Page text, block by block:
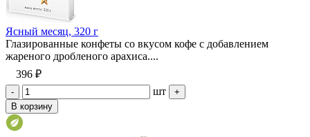
Ясный месяц, 320 г
Глазированные конфеты со вкусом кофе с добавлением
жареного дробленого арахиса....
396 ₽
- шт
+
В корзину